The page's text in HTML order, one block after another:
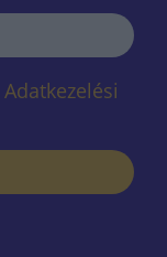
Adatkezelési